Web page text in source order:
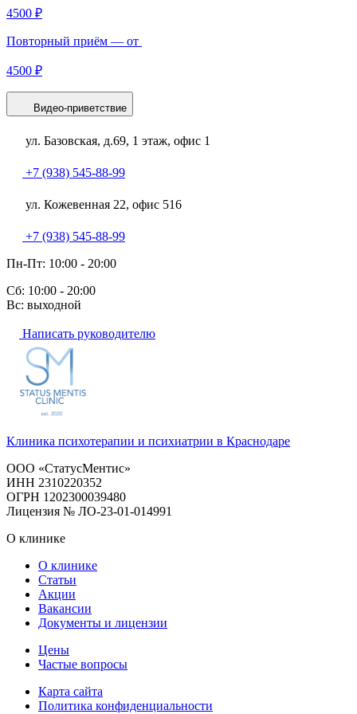
4500 ₽
Повторный приём — от
4500 ₽
Видео-приветствие
ул. Базовская, д.69, 1 этаж, офис 1
+7 (938) 545-88-99
ул. Кожевенная 22, офис 516
+7 (938) 545-88-99
Пн-Пт: 10:00 - 20:00
Сб: 10:00 - 20:00
Вс: выходной
Написать руководителю
Клиника психотерапии и психиатрии в Краснодаре
ООО «СтатусМентис»
ИНН 2310220352
ОГРН 1202300039480
Лицензия № ЛО-23-01-014991
О клинике
О клинике
Статьи
Акции
Вакансии
Документы и лицензии
Цены
Частые вопросы
Карта сайта
Политика конфиденциальности